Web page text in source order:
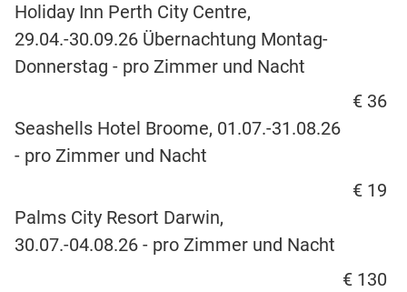
Holiday Inn Perth City Centre,
29.04.-30.09.26 Übernachtung Montag-
Donnerstag - pro Zimmer und Nacht
€ 36
Seashells Hotel Broome, 01.07.-31.08.26
- pro Zimmer und Nacht
€ 19
Palms City Resort Darwin,
30.07.-04.08.26 - pro Zimmer und Nacht
€ 130